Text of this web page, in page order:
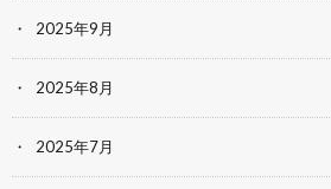
2025年9月
2025年8月
2025年7月